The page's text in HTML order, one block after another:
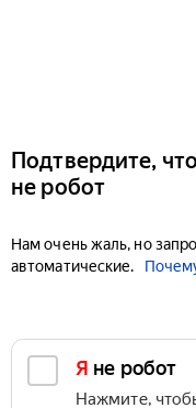
Подтвердите,
не робот
Нам очень жаль, но
автоматические.
Я не робот
Нажмите,